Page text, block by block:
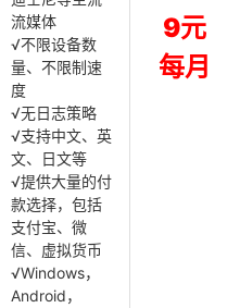
流媒体
√不限设备数
量、不限制速
度
√无日志策略
√支持中文、英
文、日文等
√提供大量的付
款选择，包括
支付宝、微
信、虚拟货币
√Windows，
Android，
9元
每月